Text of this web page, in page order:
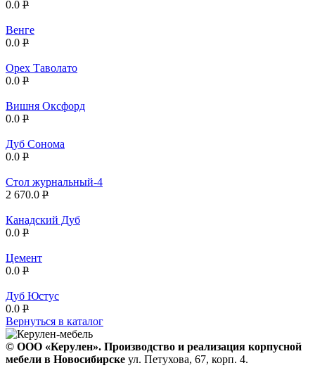
0.0 P
Венге
0.0 P
Орех Таволато
0.0 P
Вишня Оксфорд
0.0 P
Дуб Сонома
0.0 P
Стол журнальный-4
2 670.0 P
Канадский Дуб
0.0 P
Цемент
0.0 P
Дуб Юстус
0.0 P
Вернуться в каталог
© ООО «Керулен». Производство и реализация корпусной
мебели в Новосибирске ул. Петухова, 67, корп. 4.